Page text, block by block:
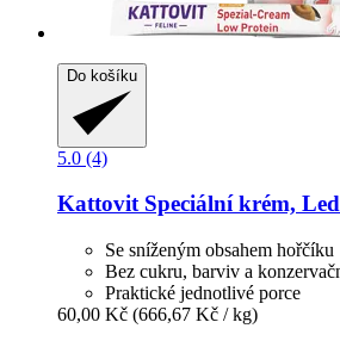
Do košíku
5.0 (4)
KattovitSpeciální krém,
Se sníženým obsahem hořčíku
Bez cukru, barviv a
Praktické jednotlivé porce
60,00 Kč (666,67 Kč / kg)